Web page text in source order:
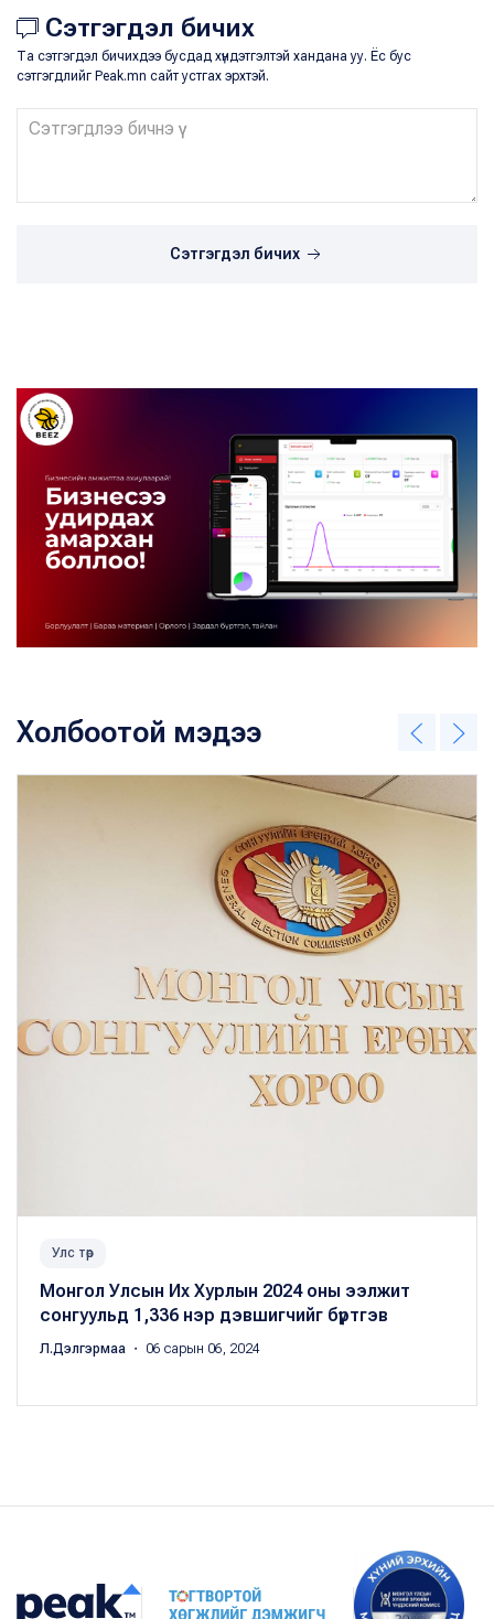
Сэтгэгдэл бичих
Та сэтгэгдэл бичихдээ бусдад хүндэтгэлтэй хандана уу. Ёс бус
сэтгэгдлийг Peak.mn сайт устгах эрхтэй.
Сэтгэгдэл бичих
Холбоотой мэдээ
Улс төр
Монгол Улсын Их Хурлын 2024 оны ээлжит
сонгуульд 1,336 нэр дэвшигчийг бүртгэв
Л.Дэлгэрмаа ・ 06 сарын 06, 2024